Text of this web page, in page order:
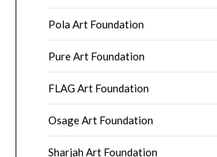
Pola Art Foundation
Pure Art Foundation
FLAG Art Foundation
Osage Art Foundation
Sharjah Art Foundation